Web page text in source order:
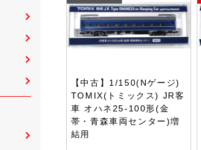
【中古】1/150(Nゲージ)
TOMIX(トミックス) JR客
車 オハネ25-100形(金
帯・青森車両センター)増
結用